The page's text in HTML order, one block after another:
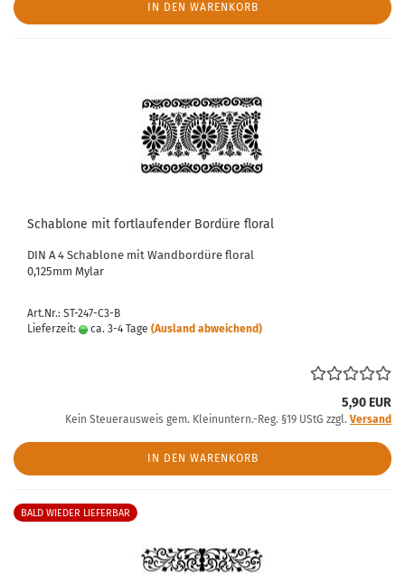
IN DEN WARENKORB
Schablone mit fortlaufender Bordüre floral
DIN A 4 Schablone mit Wandbordüre floral
0,125mm Mylar
Art.Nr.: ST-247-C3-B
Lieferzeit:
ca. 3-4 Tage (Ausland abweichend)
5,90 EUR
Kein Steuerausweis gem. Kleinuntern.-Reg. §19 UStG zzgl. Versand
IN DEN WARENKORB
BALD WIEDER LIEFERBAR